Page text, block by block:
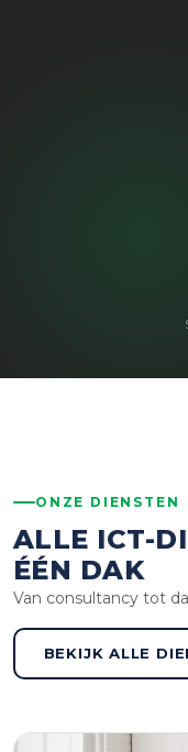
ONZE DIENSTEN
ALLE ICT-
ÉÉN DAK
Van consultancy tot
BEKIJK ALLE